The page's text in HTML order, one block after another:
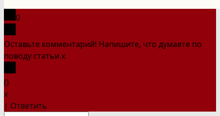
сайте
0
Оставьте комментарий! Напишите, что думаете по
поводу статьи.x
()
x
| Ответить